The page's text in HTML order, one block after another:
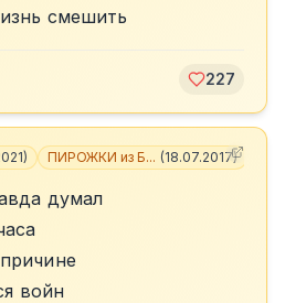
смешить
227
) ПИРОЖКИ из Б... (18.07.2017)
думал
войн